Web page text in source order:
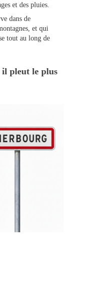
et des pluies.
dans de
et qui
tout au long de
il pleut le plus